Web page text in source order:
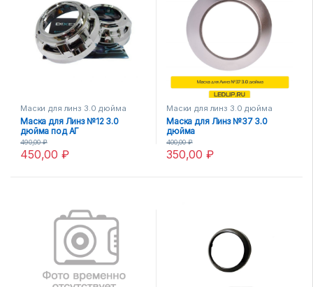
Маски для линз 3.0 дюйма
Маска для Линз №12 3.0
дюйма под АГ
450,00₽
490,00₽
Маски для линз 3.0 дюйма
Маска для Линз №37 3.0
дюйма
350,00₽
400,00₽